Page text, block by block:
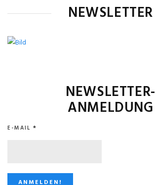
NEWSLETTER
NEWSLETTER-
ANMELDUNG
E-MAIL *